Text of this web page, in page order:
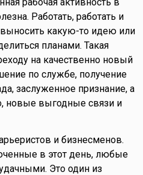
Работать, работать и
какую-то идею или
планами. Такая
на качественно новый
по службе, получение
заслуженное признание, а
новые выгодные связи и
и бизнесменов.
в этот день, любые
Это один из